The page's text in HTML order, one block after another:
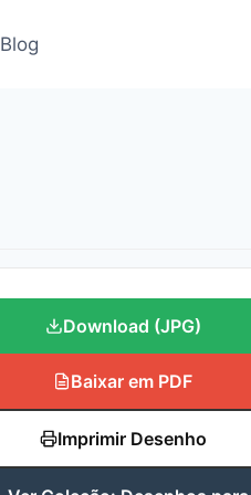
Blog
Download (JPG)
Baixar em PDF
Imprimir Desenho